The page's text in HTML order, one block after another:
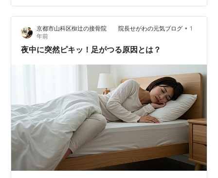
予防しましょう！ 「なんだか怪しいな…」と思ったら、
どうぞお気軽にご連絡ください📩 ※痛み、しびれでお困
りの方はお電話もしくは公式LINEご相談ください。 ◆受
付時間 9:20〜12:40 17:00〜20:00 ◆休院日：木曜、…
京都市山科区椥辻の接骨院 院長せがわの元気ブログ • 1
年前
夜中に突然ピキッ！足がつる原因とは？